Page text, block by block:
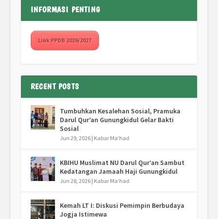
INFORMASI PENTING
Link PPDB 2026/2027
RECENT POSTS
Tumbuhkan Kesalehan Sosial, Pramuka
Darul Qur’an Gunungkidul Gelar Bakti
Sosial
Jun 29, 2026| Kabar Ma'had
KBIHU Muslimat NU Darul Qur’an Sambut
Kedatangan Jamaah Haji Gunungkidul
Jun 28, 2026| Kabar Ma'had
Kemah LT I: Diskusi Pemimpin Berbudaya
Jogja Istimewa